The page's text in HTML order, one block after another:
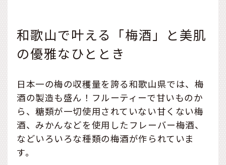
和歌山で叶える「梅酒」と美肌
の優雅なひととき
日本一の梅の収穫量を誇る和歌山県では、梅
酒の製造も盛ん！フルーティーで甘いものか
ら、糖類が一切使用されていない甘くない梅
酒、みかんなどを使用したフレーバー梅酒、
などいろいろな種類の梅酒が作られていま
す。